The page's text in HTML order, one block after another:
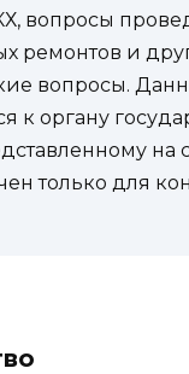
вопросы
ремонтов и
вопросы.
к органу
на
только для